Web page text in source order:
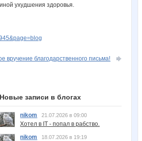
ухудшения здоровья.
вручение благодарственного письма!
Новые записи в блогах
nikom 21.07.2026 в 09:00
Хотел в IT - попал в рабство.
nikom
18.07.2026 в 19:19